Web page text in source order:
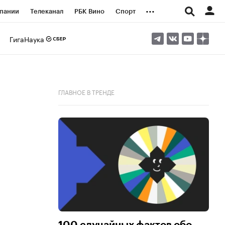
Телеканал РБК Вино Спорт ...
ГигаНаука
ГЛАВНОЕ В ТРЕНДЕ